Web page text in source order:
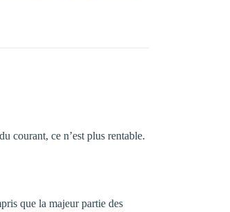
courant, ce n’est plus rentable.
que la majeur partie des